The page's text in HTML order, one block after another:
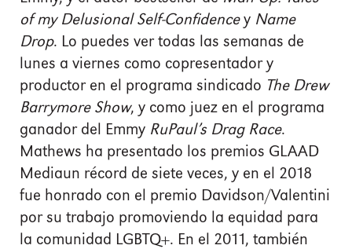
of my Delusional Self-Confidence y Name
Drop. Lo puedes ver todas las semanas de
lunes a viernes como copresentador y
productor en el programa sindicado The Drew
Barrymore Show, y como juez en el programa
ganador del Emmy RuPaul’s Drag Race.
Mathews ha presentado los premios GLAAD
Mediaun récord de siete veces, y en el 2018
fue honrado con el premio Davidson/Valentini
por su trabajo promoviendo la equidad para
la comunidad LGBTQ+. En el 2011, también